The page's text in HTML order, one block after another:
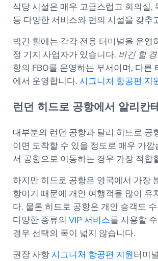
식당 시설은 매우 고급스럽고 회의실,
등 다양한 서비스와 편의 시설을 갖추
빅긴 힐에는 각각 전용 터미널을 운영
정 기지 사업자가 있습니다. 비긴 힐
항의 FBO를 운영하는 부서이며, 다른
에서 운영합니다. 시그니처 항공편 지
런던 히드로 공항에서 알리칸
대부분의 런던 공항과 달리 히드로 공
이면 도착할 수 있을 정도로 매우 가깝
서 공항으로 이동하는 경우 가장 적합
하지만 히드로 공항은 영국에서 가장
항이기 때문에 개인 여행객을 많이 유
다. 물론 히드로 공항은 개인 승객도
다양한 종류의 VIP 서비스를 사용할
경우 선택의 폭이 넓지 않습니다.
권장 사항시그니처 항공편 지원터미